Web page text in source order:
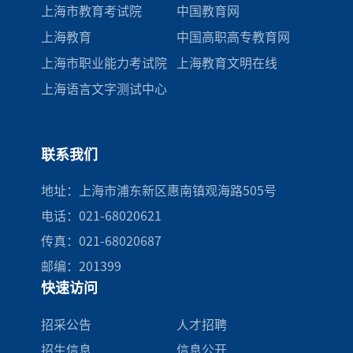
上海市教育考试院 中国教育网
上海教育 中国高职高专教育网
上海市职业能力考试院 上海教育文明在线
上海语言文字测试中心
联系我们
地址：上海市浦东新区惠南镇观海路505号
电话：021-68020621
传真：021-68020687
邮编：201399
快速访问
招采公告
人才招聘
招生信息
信息公开